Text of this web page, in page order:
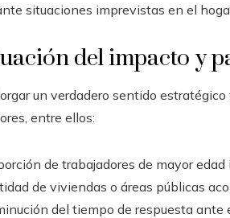
situaciones imprevistas en el
del impacto y
un verdadero sentido
entre ellos:
de trabajadores de mayor
de viviendas o áreas públicas
del tiempo de respuesta ante